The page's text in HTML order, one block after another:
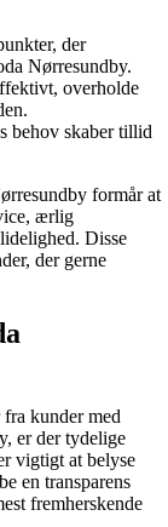
der
Nørresundby.
overholde
behov skaber tillid
formår at
ærlig
Disse
der gerne
kunder med
er der tydelige
vigtigt at belyse
en transparens
fremherskende